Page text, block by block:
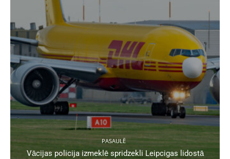
PASAULĒ
Vācijas policija izmeklē spridzekli Leipcigas lidostā